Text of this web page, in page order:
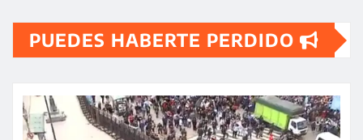
PUEDES HABERTE PERDIDO